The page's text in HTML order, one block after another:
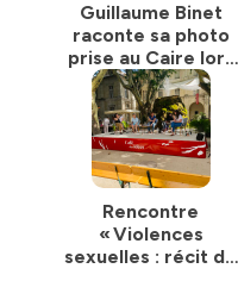
Guillaume Binet
raconte sa photo
prise au Caire lors
de la révolution de
2011
Rencontre
« Violences
sexuelles : récit de